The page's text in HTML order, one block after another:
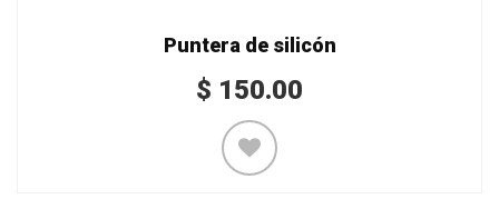
Puntera de silicón
$ 150.00